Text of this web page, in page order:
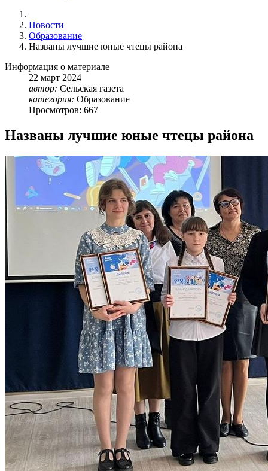
Новости
Образование
Названы лучшие юные чтецы района
Информация о материале
22 март 2024
автор: Сельская газета
категория: Образование
Просмотров: 667
Названы лучшие юные чтецы района